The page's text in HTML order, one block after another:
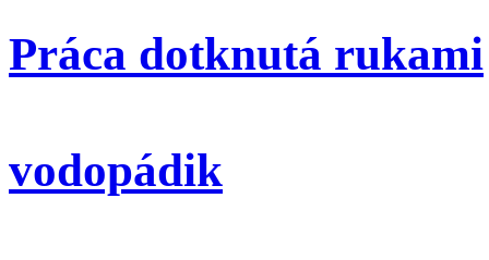
Práca dotknutá rukami
vodopádik